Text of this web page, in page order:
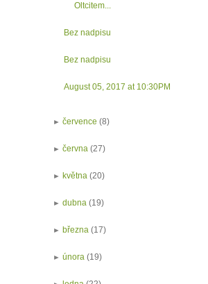
Oltcitem...
Bez nadpisu
Bez nadpisu
August 05, 2017 at 10:30PM
►července (8)
►června (27)
►května (20)
►dubna (19)
►března (17)
►února (19)